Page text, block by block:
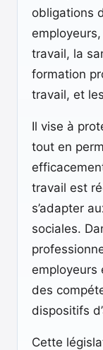
obligations
travail, la
formation
travail, et
Il vise à
tout en
travail est
s’adapter
sociales.
employeurs
des
dispositifs
Cette